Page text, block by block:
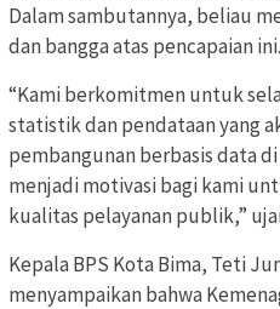
Dalam sambutannya, beliau
dan bangga atas pencapaian ini.
“Kami berkomitmen untuk
statistik dan pendataan yang
pembangunan berbasis data
menjadi motivasi bagi kami
kualitas pelayanan publik,”
Kepala BPS Kota Bima, Teti
menyampaikan bahwa